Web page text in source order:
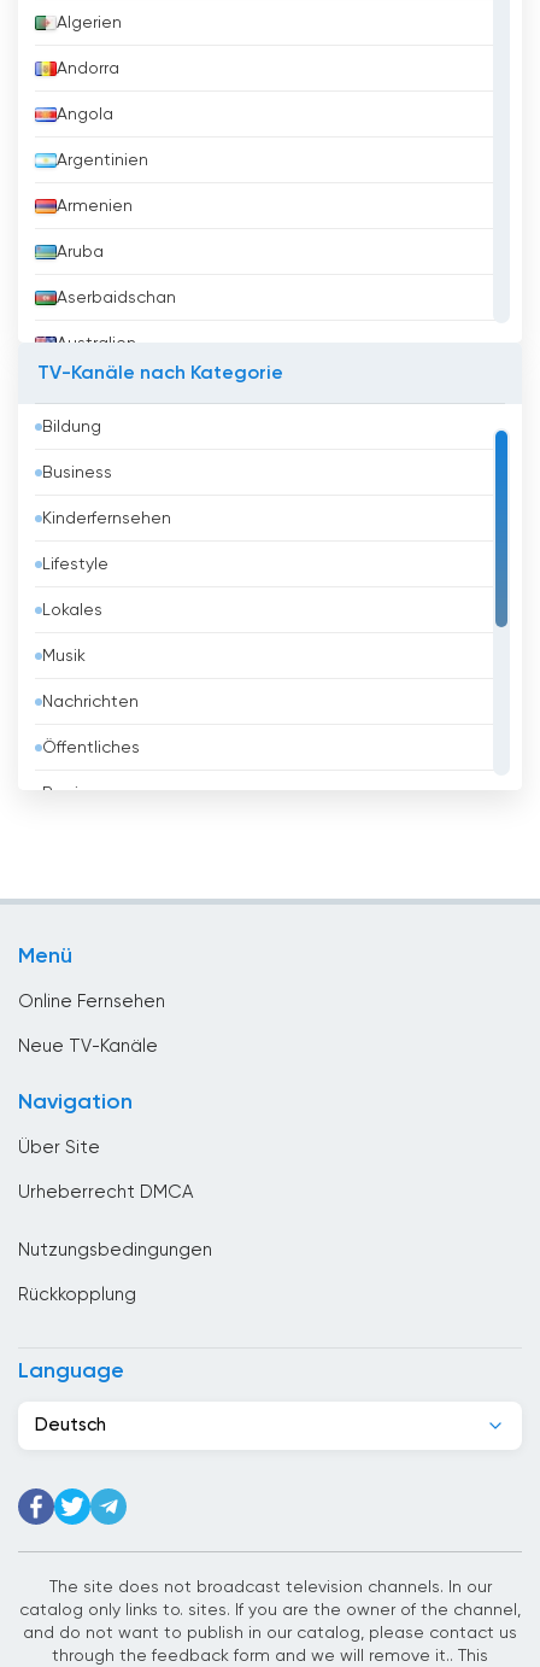
Algerien
Andorra
Angola
Argentinien
Armenien
Aruba
Aserbaidschan
Australien
Bahrain
Bangladesh
Barbados
Belarus
Belgien
Belize
Benin
Bhutan
Dominikanische Republik
Dschibuti
Elfenbeinkuste
Ethiopia
Finnland
TV-Kanäle nach Kategorie
Bildung
Business
Kinderfernsehen
Lifestyle
Lokales
Musik
Nachrichten
Öffentliches
Regierung
Menü
Online Fernsehen
Neue TV-Kanäle
Navigation
Über Site
Urheberrecht DMCA
Nutzungsbedingungen
Rückkopplung
Language
Deutsch
The site does not broadcast television channels. In our
catalog only links to. sites. If you are the owner of the channel,
and do not want to publish in our catalog, please contact us
through the feedback form and we will remove it.. This